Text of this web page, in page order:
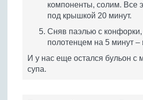
компоненты, солим. Все
под крышкой 20 минут.
Сняв паэлью с
полотенцем на 5 минут –
И у нас еще остался бульон с
супа.